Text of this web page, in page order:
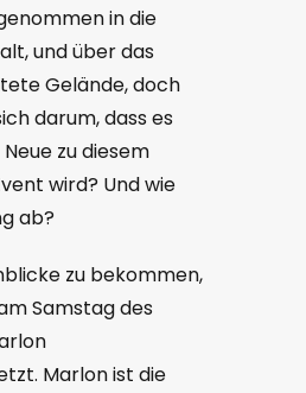
in die
und über das
Gelände, doch
darum, dass es
zu diesem
wird? Und wie
ab?
zu bekommen,
Samstag des
Marlon ist die